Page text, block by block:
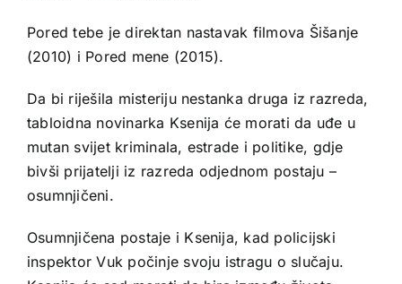
Pored tebe je direktan nastavak filmova Šišanje
(2010) i Pored mene (2015).
Da bi riješila misteriju nestanka druga iz razreda,
tabloidna novinarka Ksenija će morati da uđe u
mutan svijet kriminala, estrade i politike, gdje
bivši prijatelji iz razreda odjednom postaju –
osumnjičeni.
Osumnjičena postaje i Ksenija, kad policijski
inspektor Vuk počinje svoju istragu o slučaju.